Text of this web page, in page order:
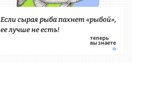
Если сырая рыба пахнет «рыбой»,
ее лучше не есть!